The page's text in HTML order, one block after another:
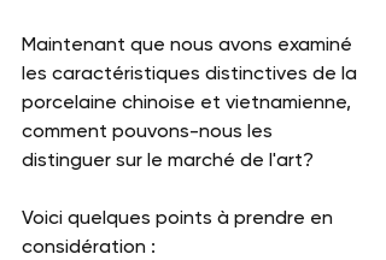
Maintenant que nous avons examiné
les caractéristiques distinctives de la
porcelaine chinoise et vietnamienne,
comment pouvons-nous les
distinguer sur le marché de l'art?
Voici quelques points à prendre en
considération :